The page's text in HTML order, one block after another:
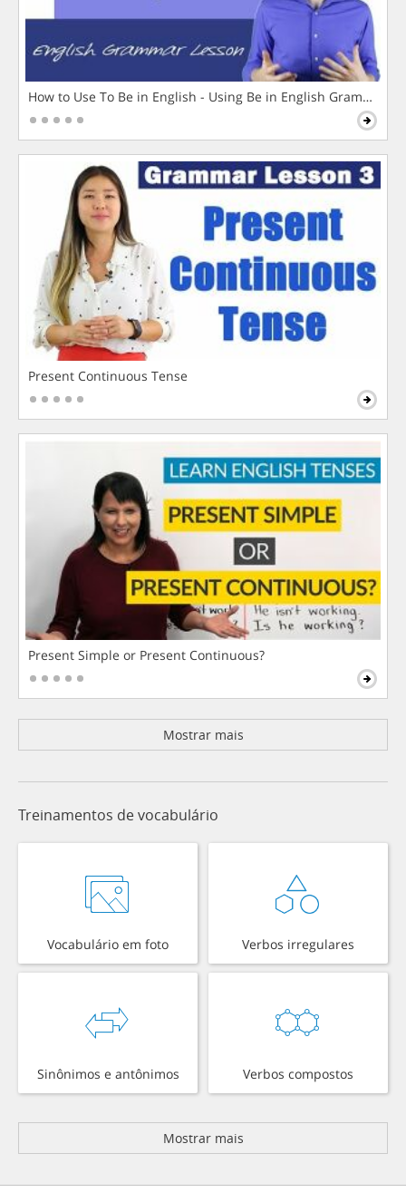
How to Use To Be in English - Using Be in English Grammar
Present Continuous Tense
Present Simple or Present Continuous?
Mostrar mais
Treinamentos de vocabulário
Vocabulário em foto Verbos irregulares
Sinônimos e antônimos Verbos compostos
Mostrar mais